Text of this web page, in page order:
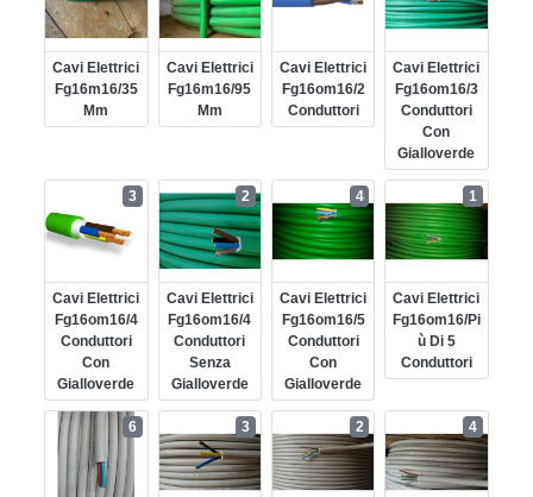
Cavi Elettrici
Fg16m16/35
Mm
Cavi Elettrici
Fg16m16/95
Mm
Cavi Elettrici
Fg16om16/2
Conduttori
Cavi Elettrici
Fg16om16/3
Conduttori
Con
Gialloverde
Cavi Elettrici
Fg16om16/4
Conduttori
Con
Gialloverde
3
Cavi Elettrici
Fg16om16/4
Conduttori
Senza
Gialloverde
2
Cavi Elettrici
Fg16om16/5
Conduttori
Con
Gialloverde
4
Cavi Elettrici
Fg16om16/pi
Ù Di 5
Conduttori
1
6 3 2 4